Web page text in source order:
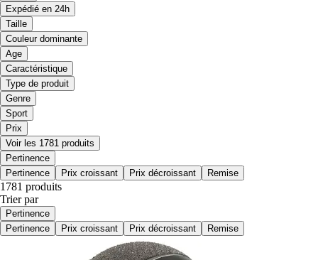
Expédié en 24h
Taille
Couleur dominante
Age
Caractéristique
Type de produit
Genre
Sport
Prix
Voir les 1781 produits
Pertinence
Pertinence
Prix croissant Prix décroissant Remise
1781 produits
Trier par
Pertinence
Pertinence
Prix croissant Prix décroissant Remise